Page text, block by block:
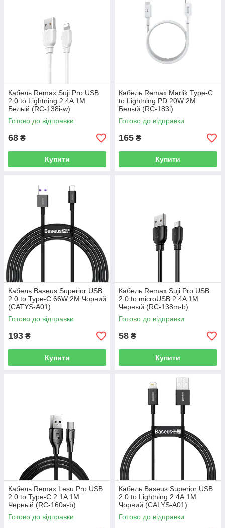
Кабель Remax Suji Pro USB
2.0 to Lightning 2.4A 1M
Белый (RC-138i-w)
Готово до відправки
68 ₴
Купити
Кабель Remax Marlik Type-C
to Lightning PD 20W 2M
Белый (RC-183i)
Готово до відправки
165 ₴
Купити
Кабель Baseus Superior USB
2.0 to Type-C 66W 2M Чорний
(CATYS-A01)
Готово до відправки
193 ₴
Купити
Кабель Remax Suji Pro USB
2.0 to microUSB 2.4A 1M
Черный (RC-138m-b)
Готово до відправки
58 ₴
Купити
Кабель Remax Lesu Pro USB
2.0 to Type-C 2.1A 1M
Черный (RC-160a-b)
Готово до відправки
Кабель Baseus Superior USB
2.0 to Lightning 2.4А 1M
Чорний (CALYS-A01)
Готово до відправки